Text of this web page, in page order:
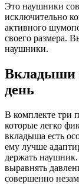
Это наушники
исключительно
активного
своего размера.
наушники.
Вкладыши
день
В комплекте три
которые легко
вкладыша есть
ему лучше
держать
выравнять
совершенно